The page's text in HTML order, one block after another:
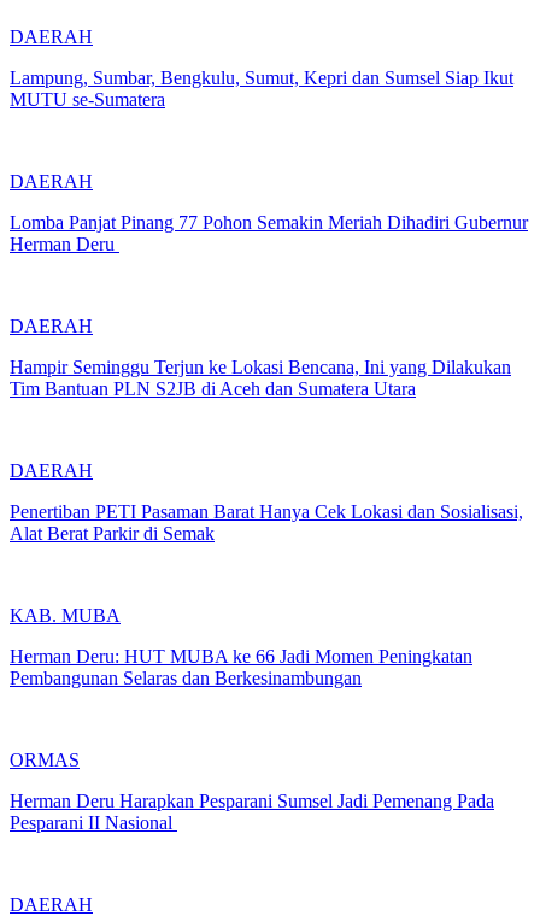
DAERAH
Lampung, Sumbar, Bengkulu, Sumut, Kepri dan Sumsel Siap Ikut
MUTU se-Sumatera
DAERAH
Lomba Panjat Pinang 77 Pohon Semakin Meriah Dihadiri Gubernur
Herman Deru
DAERAH
Hampir Seminggu Terjun ke Lokasi Bencana, Ini yang Dilakukan
Tim Bantuan PLN S2JB di Aceh dan Sumatera Utara
DAERAH
Penertiban PETI Pasaman Barat Hanya Cek Lokasi dan Sosialisasi,
Alat Berat Parkir di Semak
KAB. MUBA
Herman Deru: HUT MUBA ke 66 Jadi Momen Peningkatan
Pembangunan Selaras dan Berkesinambungan
ORMAS
Herman Deru Harapkan Pesparani Sumsel Jadi Pemenang Pada
Pesparani II Nasional
DAERAH